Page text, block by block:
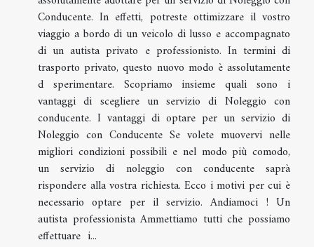
Conducente. In effetti, potreste ottimizzare il vostro
viaggio a bordo di un veicolo di lusso e accompagnato
di un autista privato e professionisto. In termini di
trasporto privato, questo nuovo modo è assolutamente
d sperimentare. Scopriamo insieme quali sono i
vantaggi di scegliere un servizio di Noleggio con
conducente. I vantaggi di optare per un servizio di
Noleggio con Conducente Se volete muovervi nelle
migliori condizioni possibili e nel modo più comodo,
un servizio di noleggio con conducente saprà
rispondere alla vostra richiesta. Ecco i motivi per cui è
necessario optare per il servizio. Andiamoci ! Un
autista professionista Ammettiamo tutti che possiamo
effettuare i...